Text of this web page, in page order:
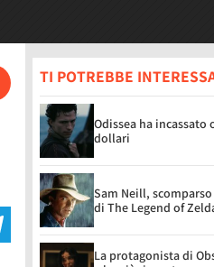
TI POTREBBE
Odissea ha
dollari
Sam Neill,
di The Legend of
La protagonista di